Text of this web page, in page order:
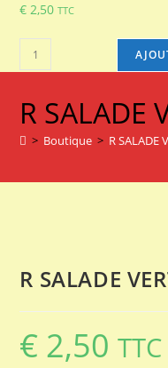
€ 2,50 TTC
quantité
de
SALADE
VERTE
R SALADE
> Boutique > R SALADE
R SALADE
€ 2,50 TTC